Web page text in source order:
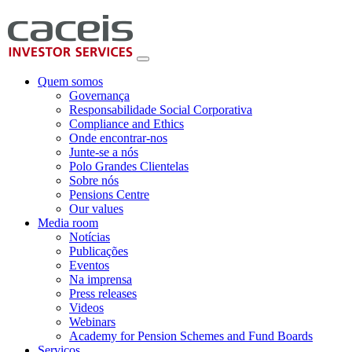
Quem somos
Governança
Responsabilidade Social Corporativa
Compliance and Ethics
Onde encontrar-nos
Junte-se a nós
Polo Grandes Clientelas
Sobre nós
Pensions Centre
Our values
Media room
Notícias
Publicações
Eventos
Na imprensa
Press releases
Videos
Webinars
Academy for Pension Schemes and Fund Boards